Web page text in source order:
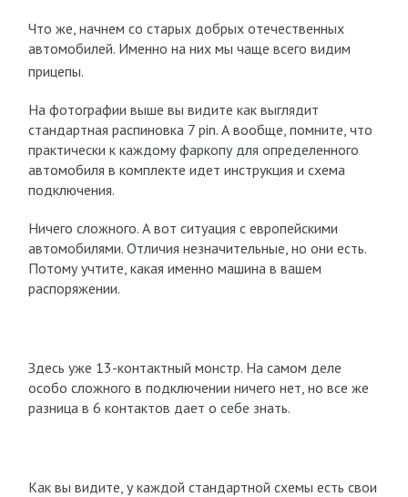
Что же, начнем со старых добрых отечественных
автомобилей. Именно на них мы чаще всего видим
прицепы.
На фотографии выше вы видите как выглядит
стандартная распиновка 7 pin. А вообще, помните, что
практически к каждому фаркопу для определенного
автомобиля в комплекте идет инструкция и схема
подключения.
Ничего сложного. А вот ситуация с европейскими
автомобилями. Отличия незначительные, но они есть.
Потому учтите, какая именно машина в вашем
распоряжении.
Здесь уже 13-контактный монстр. На самом деле
особо сложного в подключении ничего нет, но все же
разница в 6 контактов дает о себе знать.
Как вы видите, у каждой стандартной схемы есть свои